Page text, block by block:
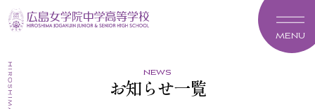
MENU
news
お知らせ一覧